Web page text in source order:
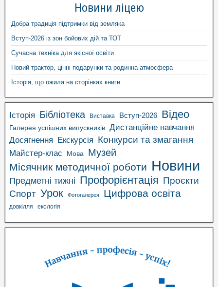
Новини ліцею
Добра традиція підтримки від земляка
Вступ-2026 із зон бойових дій та ТОТ
Сучасна техніка для якісної освіти
Новий трактор, цінні подарунки та родинна атмосфера
Історія, що ожила на сторінках книги
Історія Бібліотека Виставка Вступ-2026 Відео
Галерея успішних випускників Дистанційне навчання
Досягнення Екскурсія Конкурси та змагання
Майстер-клас Мова Музей
Місячник методичної роботи Новини
Предметні тижні Профорієнтація Проєкти
Спорт Урок Фотогалерея Цифрова освіта
довкілля екологія